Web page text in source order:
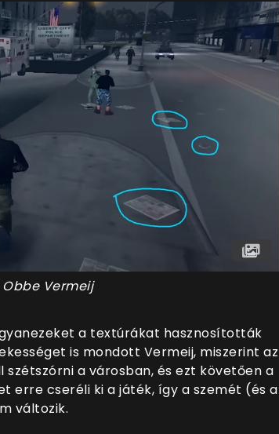
Obbe Vermeij
a textúrákat hasznosították
is mondott Vermeij, miszerint az
a városban, és ezt követően a
erre cseréli ki a játék, így a szemét (és a
változik.